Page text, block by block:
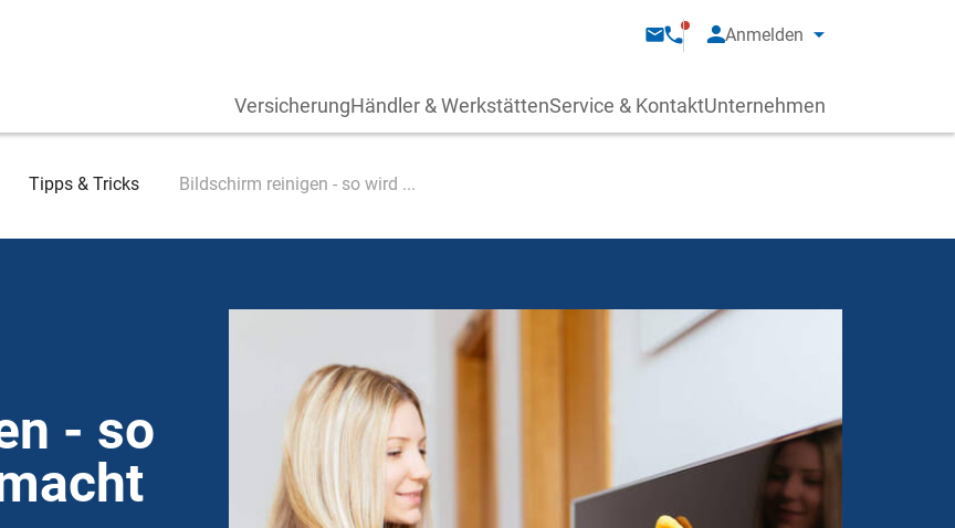
Anmelden
VersicherungHändler & WerkstättenService & KontaktUnternehmen
Tipps & Tricks Bildschirm reinigen - so wird ...
- so